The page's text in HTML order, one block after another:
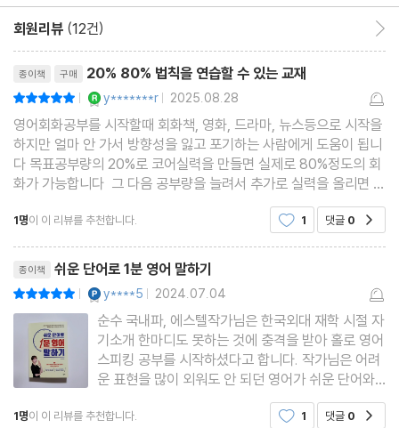
Unit06 what 단어에 붙여 길게 말하기
Unit07 where / when / why / how 단어에 붙여 길게 말하기
Unit08 before / after / while / when 접속사로 붙여 길게 말하
기
Unit09 as / because / so / since 접속사로 붙여 길게 말하기
Unit10 although / even though / though 접속사로 붙여 길게
말하기
Unit12 unless / what if / I wish 접속사로 붙여 길게 말하기
Unit13 like / as if / as though / even if 접속사로 붙여 길게 말
하기
Unit14 want / plan / decide / need to 를 이용해 동사 말하기
Unit15 would like to to 를 이용해 동사 말하기
Unit16 I want you to to 를 이용해 동사 말하기
회원리뷰 (12건)
종이책 구매 20% 80% 법칙을 연습할 수 있는 교재
| y*******r | 2025.08.28
영어회화공부를 시작할때 회화책, 영화, 드라마, 뉴스등으로 시작을
하지만 얼마 안 가서 방향성을 잃고 포기하는 사람에게 도움이 됩니
다 목표공부량의 20%로 코어실력을 만들면 실제로 80%정도의 회
화가 가능합니다 그 다음 공부량을 늘려서 추가로 실력을 올리면 빠
1명이 이 리뷰를 추천합니다. 1 댓글 0
종이책 쉬운 단어로 1분 영어 말하기
| y****5 | 2024.07.04
순수 국내파, 에스텔작가님은 한국외대 재학 시절 자
기소개 한마디도 못하는 것에 충격을 받아 홀로 영어
스피킹 공부를 시작하셨다고 합니다. 작가님은 어려
운 표현을 많이 외워도 안 되던 영어가 쉬운 단어와
문장구조로 연습하면서 정확히 3주 후 대화가 가능
해졌고, 7개월 후 영어 강사를 시작하게 되었다고 합
1명이 이 리뷰를 추천합니다. 1 댓글 0